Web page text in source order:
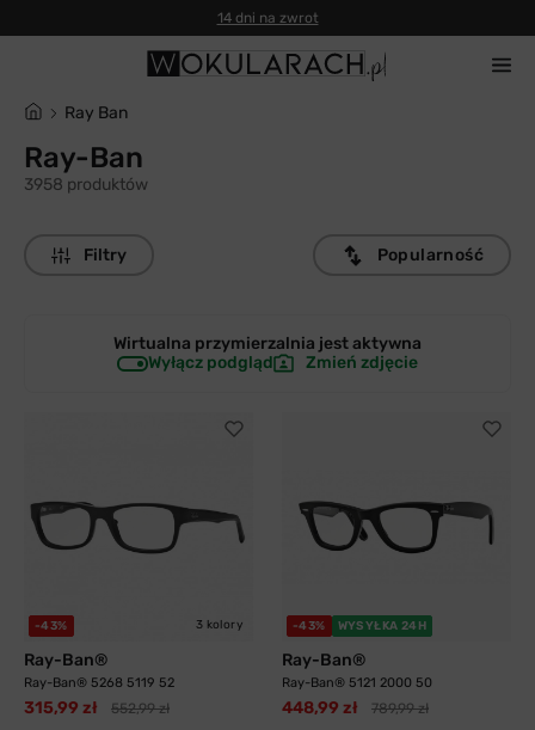
14 dni na zwrot
Ray Ban
Ray-Ban
3958 produktów
Filtry Popularność
Wirtualna przymierzalnia jestaktywna
Wyłącz podgląd
Zmień zdjęcie
-43% 3 kolory
Ray-Ban®
Ray-Ban® 5268 5119 52
315,99 zł 552,99 zł
-43% WYSYŁKA 24H
Ray-Ban®
Ray-Ban® 5121 2000 50
448,99 zł 789,99 zł